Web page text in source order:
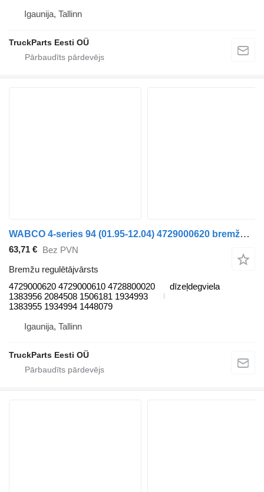
Igaunija, Tallinn
TruckParts Eesti OÜ
WABCO 4-series 94 (01.95-12.04) 4729000620 bremžu regulētājvārsts paredzēts Scania 4-series (1995-2006) vilcēja
63,71 € Bez PVN
Bremžu regulētājvārsts
4729000620 4729000610 4728800020
1383956 2084508 1506181 1934993
1383955 1934994 1448079
dīzeļdegviela
Igaunija, Tallinn
TruckParts Eesti OÜ